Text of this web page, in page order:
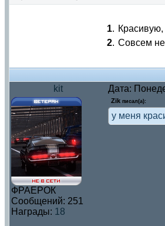
1.
2. Совсем
kit Дата:
ФРАЕРОК
Сообщений: 251
Награды: 18
Zik писал(а):
у меня